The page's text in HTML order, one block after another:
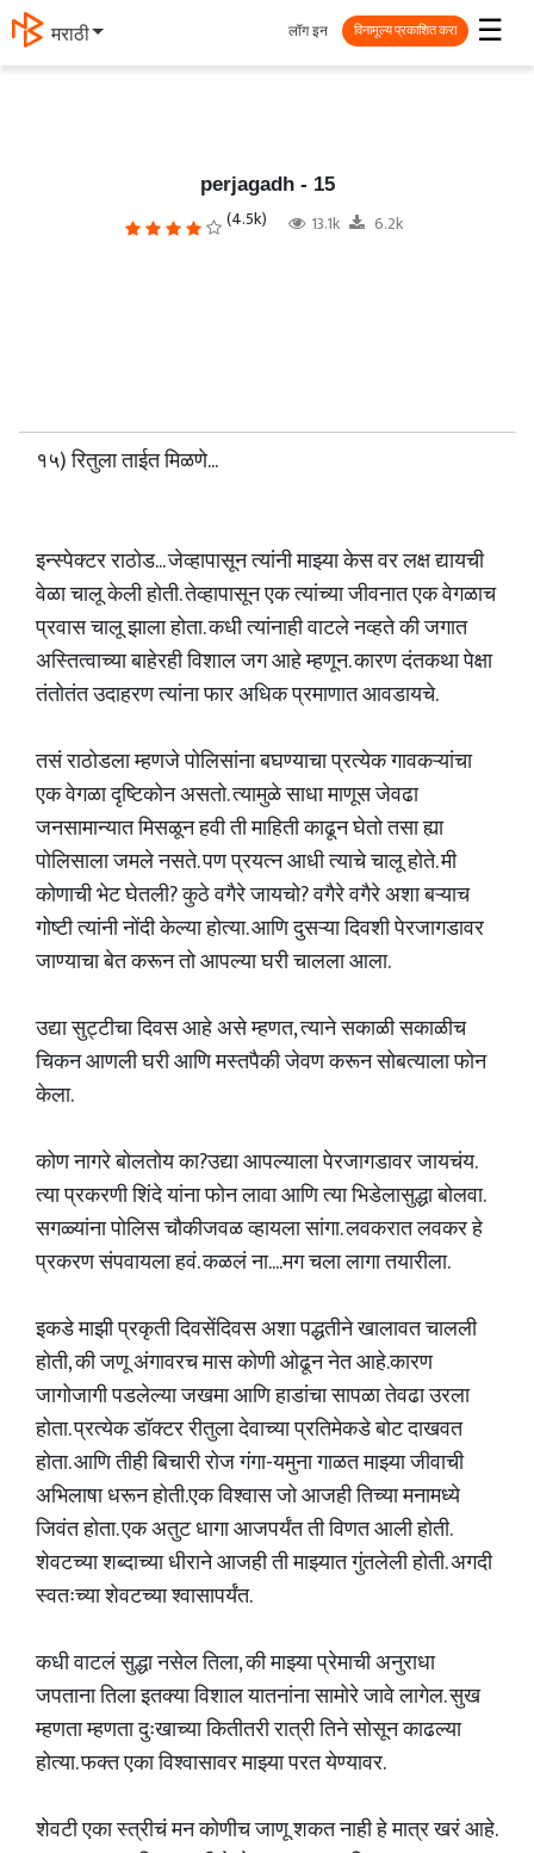
मराठी ☰
लॉग इन विनामूल्य प्रकाशित करा
perjagadh - 15
(4.5k) 13.1k 6.2k
१५) रितुला ताईत मिळणे...
इन्स्पेक्टर राठोड... जेव्हापासून त्यांनी माझ्या केस वर लक्ष द्यायची
वेळा चालू केली होती. तेव्हापासून एक त्यांच्या जीवनात एक वेगळाच
प्रवास चालू झाला होता. कधी त्यांनाही वाटले नव्हते की जगात
अस्तित्वाच्या बाहेरही विशाल जग आहे म्हणून. कारण दंतकथा पेक्षा
तंतोतंत उदाहरण त्यांना फार अधिक प्रमाणात आवडायचे.
तसं राठोडला म्हणजे पोलिसांना बघण्याचा प्रत्येक गावकऱ्यांचा
एक वेगळा दृष्टिकोन असतो. त्यामुळे साधा माणूस जेवढा
जनसामान्यात मिसळून हवी ती माहिती काढून घेतो तसा ह्या
पोलिसाला जमले नसते. पण प्रयत्न आधी त्याचे चालू होते. मी
कोणाची भेट घेतली? कुठे वगैरे जायचो? वगैरे वगैरे अशा बऱ्याच
गोष्टी त्यांनी नोंदी केल्या होत्या. आणि दुसऱ्या दिवशी पेरजागडावर
जाण्याचा बेत करून तो आपल्या घरी चालला आला.
उद्या सुट्टीचा दिवस आहे असे म्हणत, त्याने सकाळी सकाळीच
चिकन आणली घरी आणि मस्तपैकी जेवण करून सोबत्याला फोन
केला.
कोण नागरे बोलतोय का?उद्या आपल्याला पेरजागडावर जायचंय.
त्या प्रकरणी शिंदे यांना फोन लावा आणि त्या भिडेलासुद्धा बोलवा.
सगळ्यांना पोलिस चौकीजवळ व्हायला सांगा. लवकरात लवकर हे
प्रकरण संपवायला हवं. कळलं ना....मग चला लागा तयारीला.
इकडे माझी प्रकृती दिवसेंदिवस अशा पद्धतीने खालावत चालली
होती, की जणू अंगावरच मास कोणी ओढून नेत आहे.कारण
जागोजागी पडलेल्या जखमा आणि हाडांचा सापळा तेवढा उरला
होता. प्रत्येक डॉक्टर रीतुला देवाच्या प्रतिमेकडे बोट दाखवत
होता. आणि तीही बिचारी रोज गंगा-यमुना गाळत माझ्या जीवाची
अभिलाषा धरून होती.एक विश्वास जो आजही तिच्या मनामध्ये
जिवंत होता. एक अतुट धागा आजपर्यंत ती विणत आली होती.
शेवटच्या शब्दाच्या धीराने आजही ती माझ्यात गुंतलेली होती. अगदी
स्वतःच्या शेवटच्या श्वासापर्यंत.
कधी वाटलं सुद्धा नसेल तिला, की माझ्या प्रेमाची अनुराधा
जपताना तिला इतक्या विशाल यातनांना सामोरे जावे लागेल. सुख
म्हणता म्हणता दुःखाच्या कितीतरी रात्री तिने सोसून काढल्या
होत्या. फक्त एका विश्वासावर माझ्या परत येण्यावर.
शेवटी एका स्त्रीचं मन कोणीच जाणू शकत नाही हे मात्र खरं आहे.